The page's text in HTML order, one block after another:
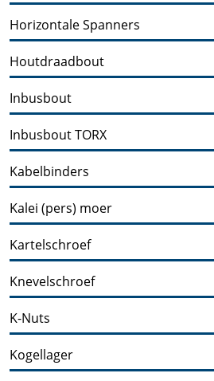
Horizontale Spanners
Houtdraadbout
Inbusbout
Inbusbout TORX
Kabelbinders
Kalei (pers) moer
Kartelschroef
Knevelschroef
K-Nuts
Kogellager